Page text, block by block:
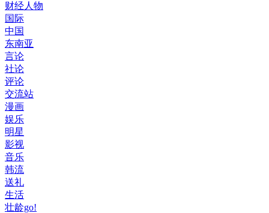
财经人物
国际
中国
东南亚
言论
社论
评论
交流站
漫画
娱乐
明星
影视
音乐
韩流
送礼
生活
壮龄go!